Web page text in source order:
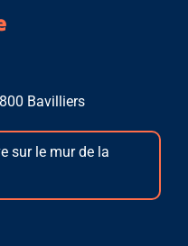
Bavilliers
sur le mur de la